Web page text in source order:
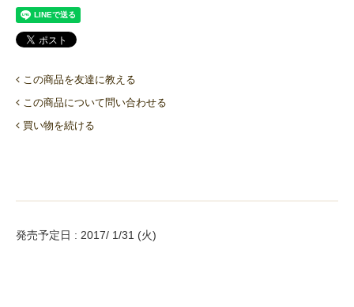
この商品を友達に教える
この商品について問い合わせる
買い物を続ける
発売予定日 : 2017/ 1/31 (火)